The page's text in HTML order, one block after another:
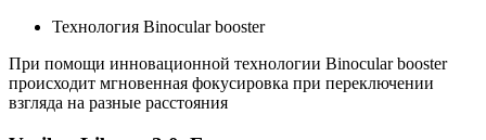
Технология Binocular booster
При помощи инновационной технологии Binocular booster
происходит мгновенная фокусировка при переключении
взгляда на разные расстояния